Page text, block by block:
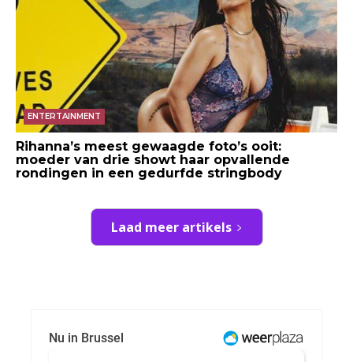
ENTERTAINMENT
Rihanna’s meest gewaagde foto’s ooit:
moeder van drie showt haar opvallende
rondingen in een gedurfde stringbody
Laad meer artikels